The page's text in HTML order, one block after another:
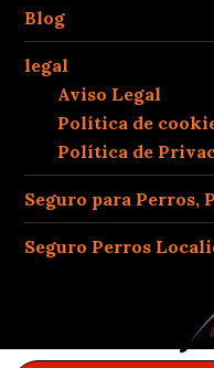
Blog
legal
Aviso Legal
Política de
Política de
Seguro para Perros,
Seguro Perros